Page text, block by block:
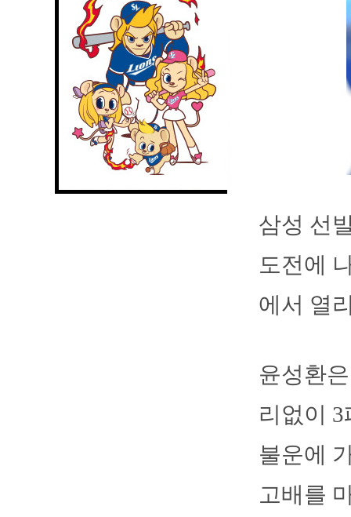
삼성 선
도전에
에서 열
윤성환
리없이
불운에
고배를